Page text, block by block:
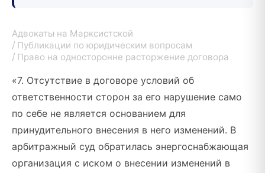
Адвокаты на Марксистской
Публикации по юридическим вопросам
Право на односторонне расторжение договора
«7. Отсутствие в договоре условий об
ответственности сторон за его нарушение само
по себе не является основанием для
принудительного внесения в него изменений. В
арбитражный суд обратилась энергоснабжающая
организация с иском о внесении изменений в